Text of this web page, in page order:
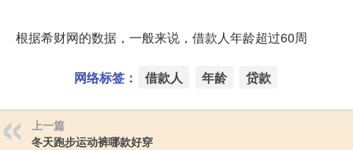
根据希财网的数据，一般来说，借款人年龄超过60周
网络标签： 借款人 年龄 贷款
上一篇
冬天跑步运动裤哪款好穿